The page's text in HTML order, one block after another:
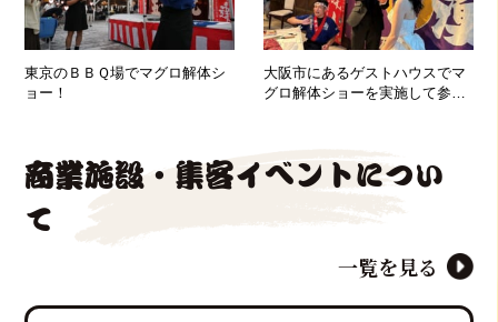
東京のＢＢＱ場でマグロ解体シ
ョー！
大阪市にあるゲストハウスでマ
グロ解体ショーを実施して参り
商業施設・集客イベントについ
て
一覧を見る